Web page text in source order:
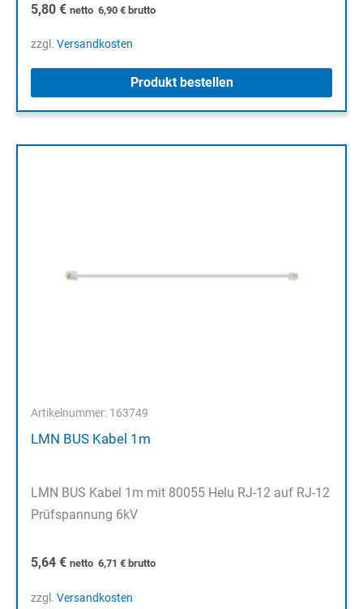
5,80 € netto 6,90 € brutto
zzgl. Versandkosten
Produkt bestellen
Artikelnummer: 163749
LMN BUS Kabel 1m
LMN BUS Kabel 1m mit 80055 Helu RJ-12 auf RJ-12
Prüfspannung 6kV
5,64 € netto 6,71 € brutto
zzgl. Versandkosten